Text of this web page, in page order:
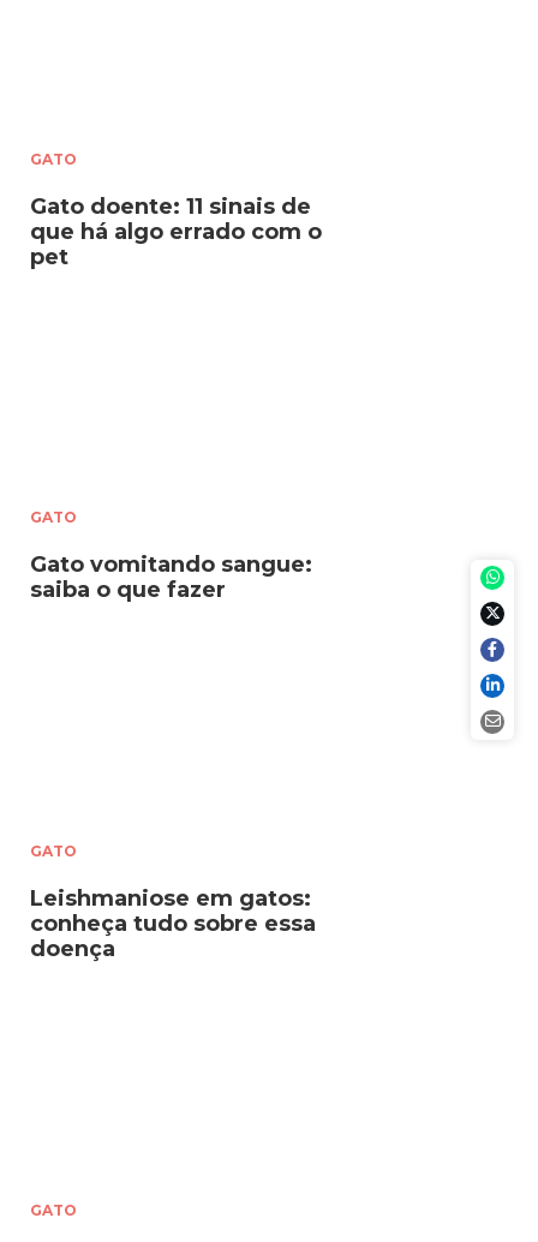
GATO
Gato doente: 11 sinais de
que há algo errado com o
pet
GATO
Gato vomitando sangue:
saiba o que fazer
GATO
Leishmaniose em gatos:
conheça tudo sobre essa
doença
GATO